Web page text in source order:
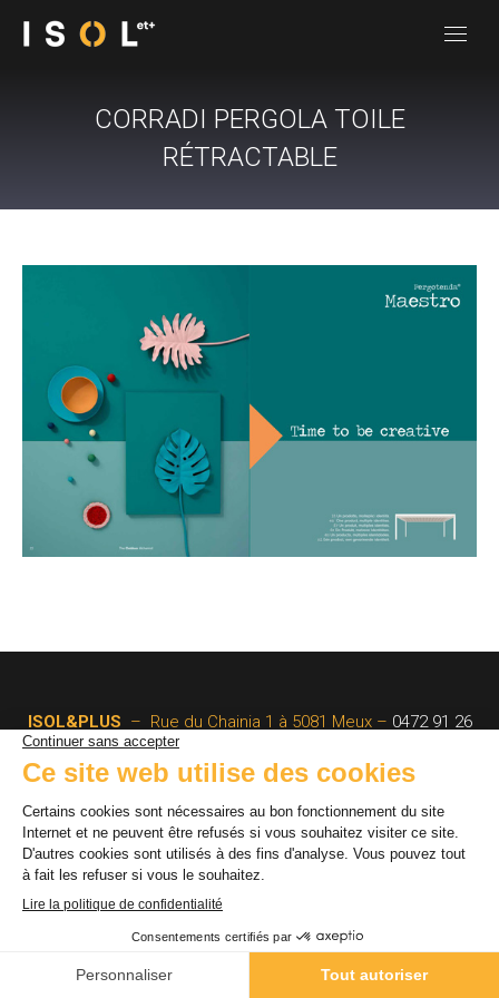
CORRADI PERGOLA TOILE
RÉTRACTABLE
ISOL&PLUS – Rue du Chainia 1 à 5081 Meux – 0472 91 26
© By Poush
Mentions légales